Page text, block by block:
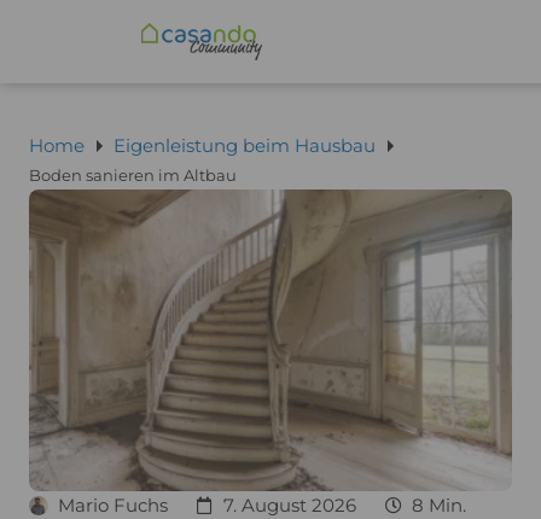
Home Eigenleistung beim Hausbau
Boden sanieren im Altbau
Mario Fuchs 7. August 2026 8 Min.